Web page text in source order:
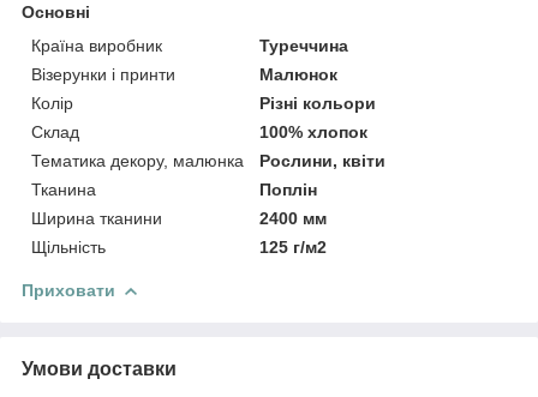
Основні
Країна виробник
Туреччина
Візерунки і принти
Малюнок
Колір
Різні кольори
Склад
100% хлопок
Тематика декору, малюнка
Рослини, квіти
Тканина
Поплін
Ширина тканини
2400 мм
Щільність
125 г/м2
Приховати
Умови доставки